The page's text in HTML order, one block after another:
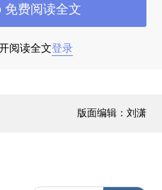
国家的观点大部分是
（*《华尔街日报》对
阅读全文登录
费阅读全文
版面编辑：刘潇